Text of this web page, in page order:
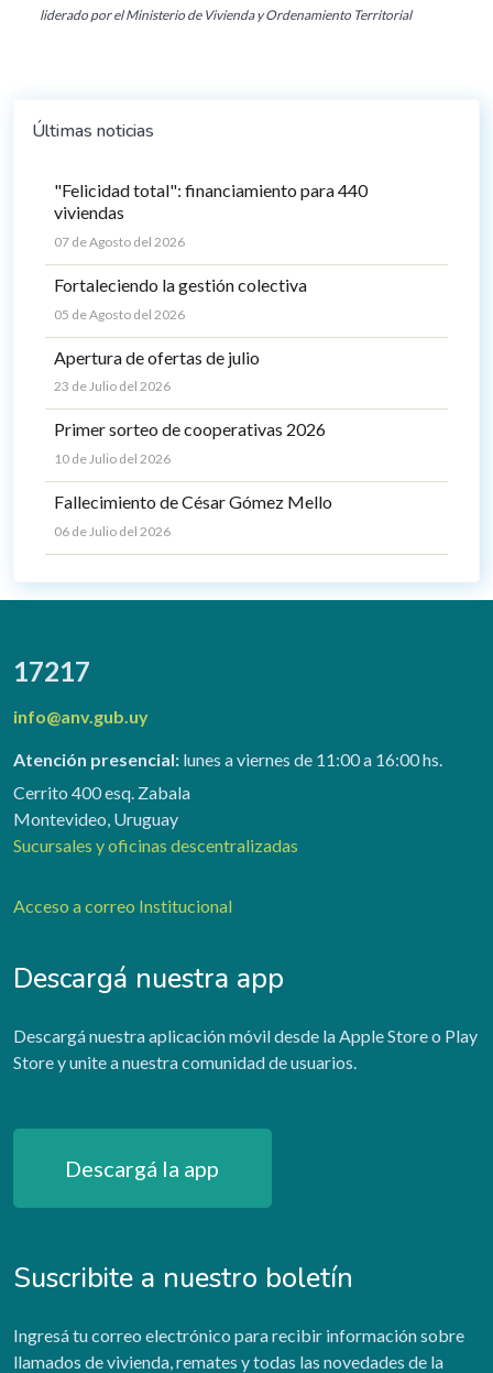
liderado por el Ministerio de Vivienda y Ordenamiento Territorial
Últimas noticias
"Felicidad total": financiamiento para 440
viviendas
07 de Agosto del 2026
Fortaleciendo la gestión colectiva
05 de Agosto del 2026
Apertura de ofertas de julio
23 de Julio del 2026
Primer sorteo de cooperativas 2026
10 de Julio del 2026
Fallecimiento de César Gómez Mello
06 de Julio del 2026
17217
info@anv.gub.uy
Atención presencial: lunes a viernes de 11:00 a 16:00 hs.
Cerrito 400 esq. Zabala
Montevideo, Uruguay
Sucursales y oficinas descentralizadas
Acceso a correo Institucional
Descargá nuestra app
Descargá nuestra aplicación móvil desde la Apple Store o Play
Store y unite a nuestra comunidad de usuarios.
Descargá la app
Suscribite a nuestro boletín
Ingresá tu correo electrónico para recibir información sobre
llamados de vivienda, remates y todas las novedades de la